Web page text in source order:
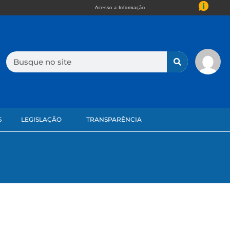
Acesso a Informação
LEGISLAÇÃO TRANSPARÊNCIA